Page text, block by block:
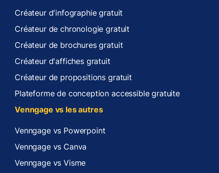
Créateur d'infographie gratuit
Créateur de chronologie gratuit
Créateur de brochures gratuit
Créateur d'affiches gratuit
Créateur de propositions gratuit
Plateforme de conception accessible gratuite
Venngage vs les autres
Venngage vs Powerpoint
Venngage vs Canva
Venngage vs Visme